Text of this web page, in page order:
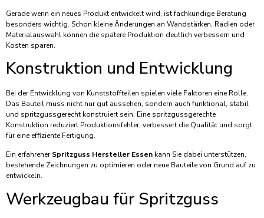
Gerade wenn ein neues Produkt entwickelt wird, ist fachkundige Beratung
besonders wichtig. Schon kleine Änderungen an Wandstärken, Radien oder
Materialauswahl können die spätere Produktion deutlich verbessern und
Kosten sparen.
Konstruktion und Entwicklung
Bei der Entwicklung von Kunststoffteilen spielen viele Faktoren eine Rolle.
Das Bauteil muss nicht nur gut aussehen, sondern auch funktional, stabil
und spritzgussgerecht konstruiert sein. Eine spritzgussgerechte
Konstruktion reduziert Produktionsfehler, verbessert die Qualität und sorgt
für eine effiziente Fertigung.
Ein erfahrenerSpritzguss Hersteller Essen kann Sie dabei unterstützen,
bestehende Zeichnungen zu optimieren oder neue Bauteile von Grund auf zu
entwickeln.
Werkzeugbau für Spritzguss